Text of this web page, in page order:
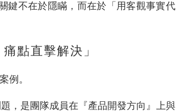
鍵不在於隱瞞，而在於「用客觀事實代
點直擊解決」
例。
，是團隊成員在『產品開發方向』上與